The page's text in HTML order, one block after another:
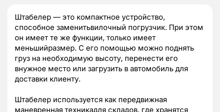
Штабелер — это компактное устройство,
способное заменитьвилочный погрузчик. При этом
он имеет те же функции, только имеет
меньшийразмер. С его помощью можно поднять
груз на необходимую высоту, перенести его
внужное место или загрузить в автомобиль для
доставки клиенту.
Штабелер используется как передвижная
маневренная техникадля складов, где хранятся